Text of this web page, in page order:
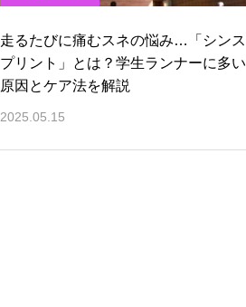
走るたびに痛むスネの悩み…「シンス
プリント」とは？学生ランナーに多い
原因とケア法を解説
2025.05.15